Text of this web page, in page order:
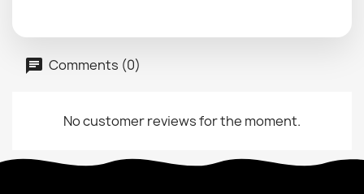
Comments (0)
No customer reviews for the moment.